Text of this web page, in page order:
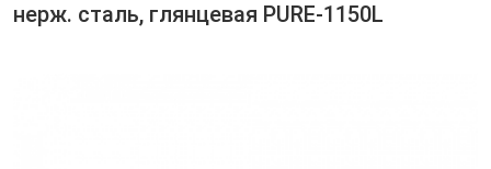
нерж. сталь, глянцевая PURE-1150L